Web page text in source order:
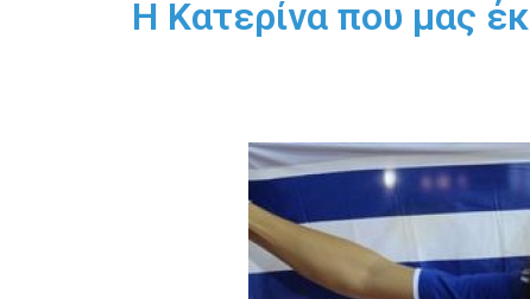
Η Κατερίνα που μας